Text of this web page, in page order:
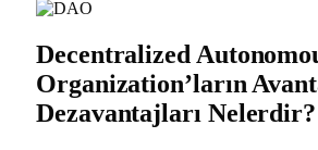
Decentralized
Organization’ların
Dezavantajları Nelerdir?